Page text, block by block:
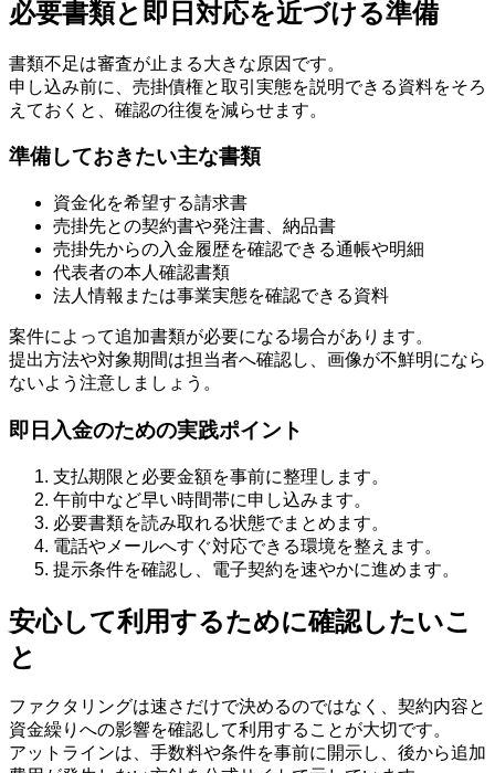
必要書類と即日対応を近づける準備
書類不足は審査が止まる大きな原因です。
申し込み前に、売掛債権と取引実態を説明できる資料をそろ
えておくと、確認の往復を減らせます。
準備しておきたい主な書類
資金化を希望する請求書
売掛先との契約書や発注書、納品書
売掛先からの入金履歴を確認できる通帳や明細
代表者の本人確認書類
法人情報または事業実態を確認できる資料
案件によって追加書類が必要になる場合があります。
提出方法や対象期間は担当者へ確認し、画像が不鮮明になら
ないよう注意しましょう。
即日入金のための実践ポイント
支払期限と必要金額を事前に整理します。
午前中など早い時間帯に申し込みます。
必要書類を読み取れる状態でまとめます。
電話やメールへすぐ対応できる環境を整えます。
提示条件を確認し、電子契約を速やかに進めます。
安心して利用するために確認したいこ
と
ファクタリングは速さだけで決めるのではなく、契約内容と
資金繰りへの影響を確認して利用することが大切です。
アットラインは、手数料や条件を事前に開示し、後から追加